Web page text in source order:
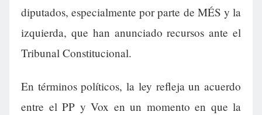
diputados, especialmente por parte de MÉS y la
izquierda, que han anunciado recursos ante el
Tribunal Constitucional.
En términos políticos, la ley refleja un acuerdo
entre el PP y Vox en un momento en que la